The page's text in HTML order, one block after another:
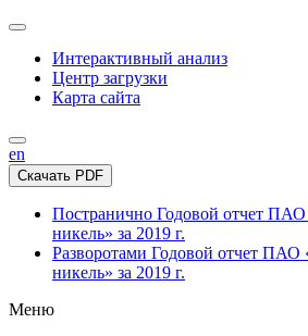
Интерактивный анализ
Центр загрузки
Карта сайта
en
Скачать PDF
Постранично Годовой отчет
никель» за 2019 г.
Разворотами Годовой отчет
никель» за 2019 г.
Меню